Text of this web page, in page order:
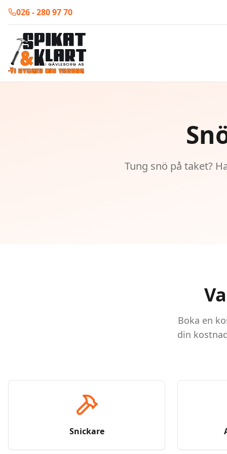
026 - 280 97 70
Tung snö på taket?
Boka en
din
Snickare